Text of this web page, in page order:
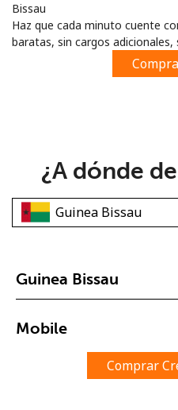
Una letra mayúscula y una
Un caracter especial
Bissau
Haz que cada minuto cuente
baratas, sin cargos
¿A dónde
Guinea Bissau
Mobile
Comprar